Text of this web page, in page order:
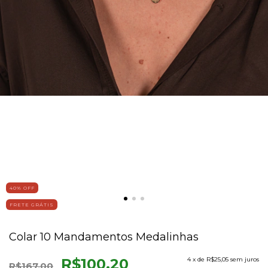
40% OFF
FRETE GRÁTIS
Colar 10 Mandamentos Medalinhas
R$167,00 R$100,20 4 x de R$25,05 sem juros